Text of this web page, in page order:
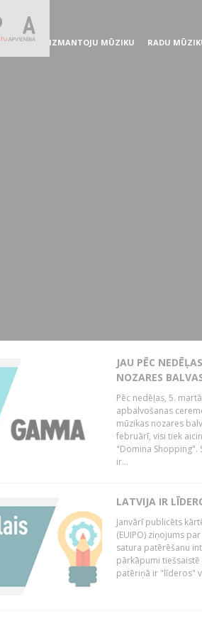
IZMANTOJU MŪZIKU RADU
JAU PĒC
NOZARES
Pēc nedēļas, 5.
apbalvošanas
mūzikas nozares
februārī, visi tiek
"Domina Shopping".
ir...
LATVIJA IR
Janvārī publicēts
(EUIPO) ziņojums
satura patērēšanu
pārkāpumi
patēriņā ir "līderos"